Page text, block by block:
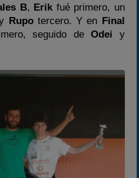
B, Erik fué primero, un
Rupotercero. Y en Final
seguido deOdei y